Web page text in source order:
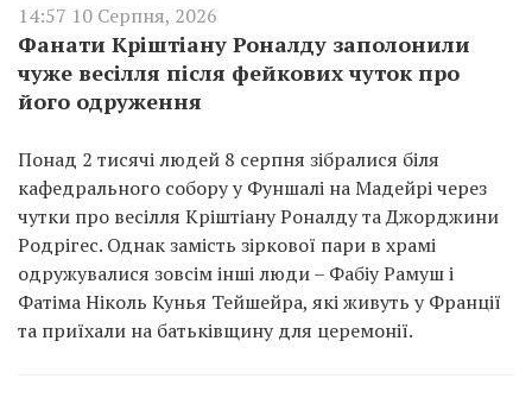
14:57 10 Серпня, 2026
Фанати Кріштіану Роналду заполонили
чуже весілля після фейкових чуток про
його одруження
Понад 2 тисячі людей 8 серпня зібралися біля
кафедрального собору у Фуншалі на Мадейрі через
чутки про весілля Кріштіану Роналду та Джорджини
Родрігес. Однак замість зіркової пари в храмі
одружувалися зовсім інші люди – Фабіу Рамуш і
Фатіма Ніколь Кунья Тейшейра, які живуть у Франції
та приїхали на батьківщину для церемонії.